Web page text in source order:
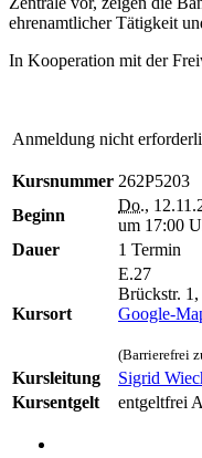
ehrenamtlicher Tätigkeit
In Kooperation mit der
Anmeldung nicht
Kursnummer 262P5203
Beginn
Do.,
um 17:00
Dauer
1 Termin
Kursort
E.27
Brückstr.
Google-
(Barrierefrei
Kursleitung
Sigrid
Kursentgelt
entgeltfrei